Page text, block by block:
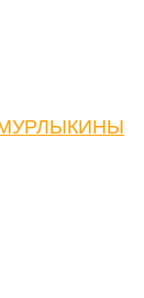
МУРЛЫКИНЫ